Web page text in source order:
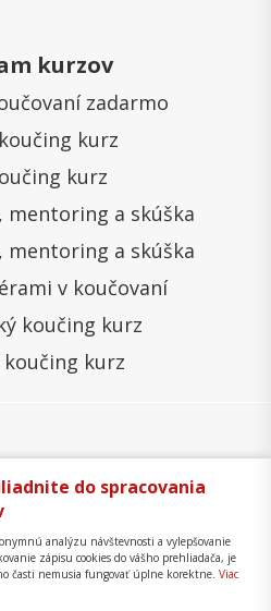
kurzov
zadarmo
kurz
kurz
mentoring a skúška
mentoring a skúška
v koučovaní
koučing kurz
kurz
Správa cookies
Mapa stránky
Coaching College,
do spracovania
analýzu návštevnosti a vylepšovanie
zápisu cookies do vášho prehliadača, je
časti nemusia fungovať úplne korektne. Viac